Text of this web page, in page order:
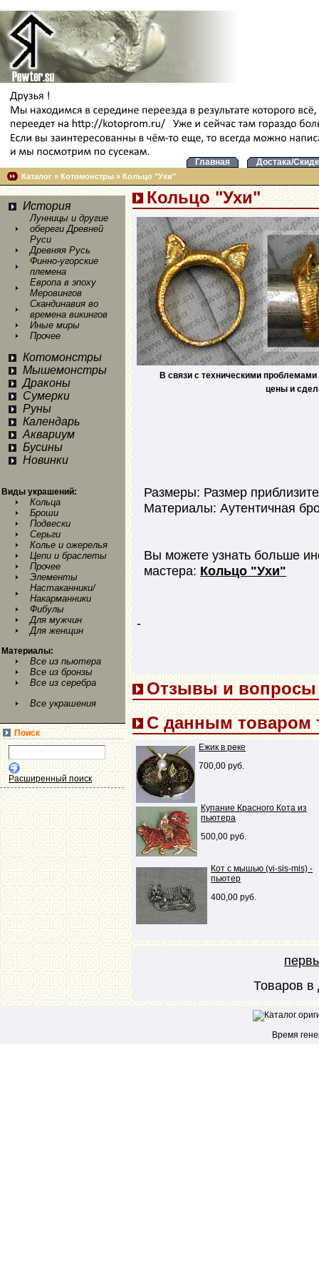
Главная Достака/
Каталог » Котомонстры » Кольцо "Ухи"
Кольцо "Ухи"
В связи с техническими проблемами
цены и
Размеры: Размер
Материалы: Аутентичная
Вы можете узнать больше
мастера: Кольцо "Ухи"
-
Отзывы и вопросы
С данным товаром
Ежик в реке
700,00 руб.
Купание Красного Кота из
пьютера
500,00 руб.
Кот с мышью (vi-sis-mis) -
пьютер
400,00 руб.
Товаров в
История
Лунницы и другие
обереги Древней
Руси
Древняя Русь
Финно-угорские
племена
Европа в эпоху
Меровингов
Скандинавия во
времена викингов
Иные миры
Прочее
Котомонстры
Мышемонстры
Драконы
Сумерки
Руны
Календарь
Аквариум
Бусины
Новинки
Виды украшений:
Кольца
Броши
Подвески
Серьги
Колье и ожерелья
Цепи и браслеты
Прочее
Элементы
Настаканники/
Накарманники
Фибулы
Для мужчин
Для женщин
Материалы:
Все из пьютера
Все из бронзы
Все из серебра
Все украшения
Поиск
Расширенный поиск
Время